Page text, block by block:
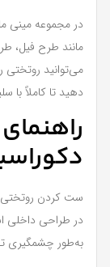
در مجموعه مینی‌
مانند طرح فیل،
می‌توانید
دهید تا کاملاً با
ست کردن روتختی
در طراحی داخلی
به‌طور چشمگیری